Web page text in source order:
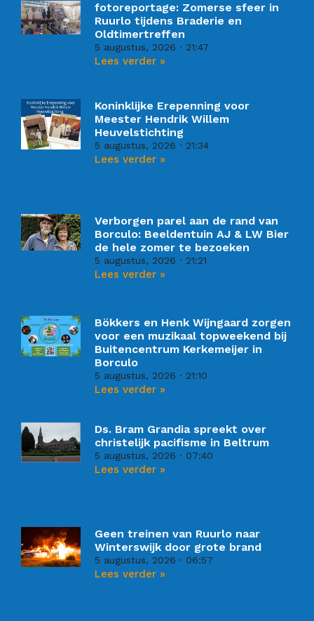
fotoreportage: Zomerse sfeer in
Ruurlo tijdens Braderie en
Oldtimertreffen
5 augustus, 2026 21:47
Lees verder »
Koninklijke Erepenning voor
Meester Hendrik Willem
Heuvelstichting
5 augustus, 2026 21:34
Lees verder »
Verborgen parel aan de rand van
Borculo: Beeldentuin AJ & LW Bier
de hele zomer te bezoeken
5 augustus, 2026 21:21
Lees verder »
Bökkers en Henk Wijngaard zorgen
voor een muzikaal topweekend bij
Buitencentrum Kerkemeijer in
Borculo
5 augustus, 2026 21:10
Lees verder »
Ds. Bram Grandia spreekt over
christelijk pacifisme in Beltrum
5 augustus, 2026 07:40
Lees verder »
Geen treinen van Ruurlo naar
Winterswijk door grote brand
5 augustus, 2026 06:57
Lees verder »